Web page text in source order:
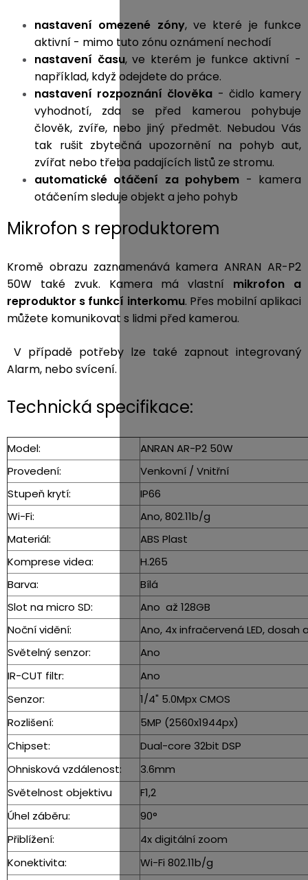
nastavení omezené zóny, ve které je funkce
aktivní - mimo tuto zónu oznámení nechodí
nastavení času, ve kterém je funkce aktivní -
například, když odejdete do práce.
nastavení rozpoznání člověka - čidlo kamery
vyhodnotí, zda se před kamerou pohybuje
člověk, zvíře, nebo jiný předmět. Nebudou Vás
tak rušit zbytečná upozornění na pohyb aut,
zvířat nebo třeba padajících listů ze stromu.
automatické otáčení za pohybem - kamera
otáčením sleduje objekt a jeho pohyb
Mikrofon s reproduktorem
Kromě obrazu zaznamenává kamera ANRAN AR-P2
50W také zvuk. Kamera má vlastní mikrofon a
reproduktor s funkcí interkomu. Přes mobilní aplikaci
můžete komunikovat s lidmi před kamerou.
V případě potřeby lze také zapnout integrovaný
Alarm, nebo svícení.
Technická specifikace:
Model:
ANRAN AR-P2 50W
Provedení:
Venkovní / Vnitřní
Stupeň krytí:
IP66
Wi-Fi:
Ano, 802.11b/g
Materiál:
ABS Plast
Komprese videa:
H.265
Barva:
Bílá
Slot na micro SD:
Ano až 128GB
Noční vidění:
Ano, 4x infračervená LED, dosah
Světelný senzor:
Ano
IR-CUT filtr:
Ano
Senzor:
1/4" 5.0Mpx CMOS
Rozlišení:
5MP (2560x1944px)
Chipset:
Dual-core 32bit DSP
Ohnisková vzdálenost:
3.6mm
Světelnost objektivu
F1,2
Úhel záběru:
90°
Přiblížení:
4x digitální zoom
Konektivita:
Wi-Fi 802.11b/g